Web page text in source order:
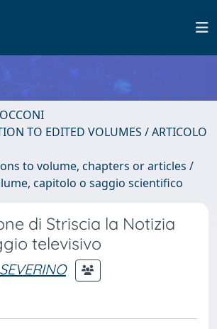
TO EDITED VOLUMES / ARTICOLO
to volume, chapters or articles /
capitolo o saggio scientifico
di Striscia la Notizia
televisivo